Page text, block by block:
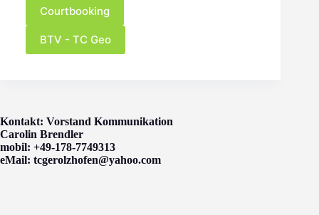
Courtbooking
BTV - TC Geo
Kontakt: Vorstand Kommunikation
Carolin Brendler
mobil: +49-178-7749313
eMail: tcgerolzhofen@yahoo.com